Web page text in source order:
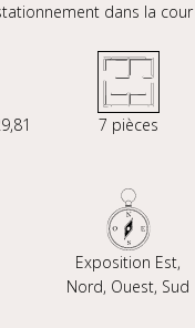
dans la
7 pièces
Exposition Est,
Nord, Ouest, Sud